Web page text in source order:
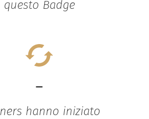
questo Badge
-
hanno iniziato